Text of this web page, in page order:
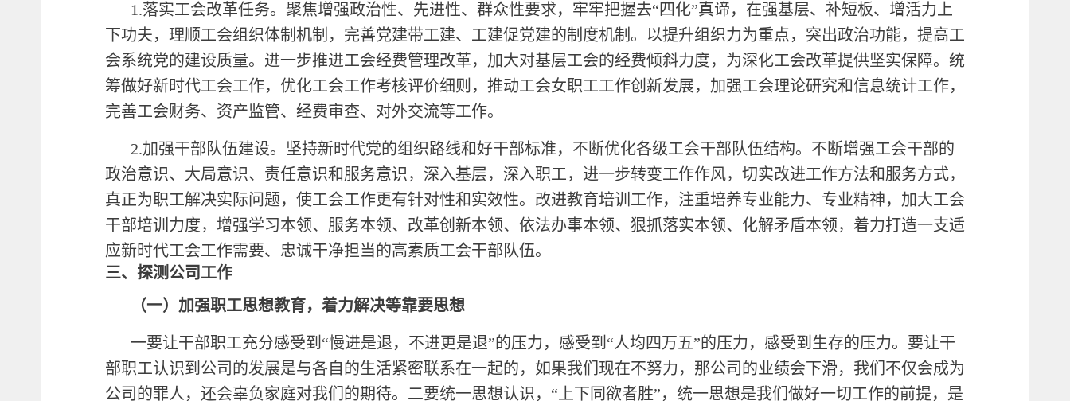
1.落实工会改革任务。聚焦增强政治性、先进性、群众性要求，牢牢把握去“四化”真谛，在强基层、补短板、增活力上
下功夫，理顺工会组织体制机制，完善党建带工建、工建促党建的制度机制。以提升组织力为重点，突出政治功能，提高工
会系统党的建设质量。进一步推进工会经费管理改革，加大对基层工会的经费倾斜力度，为深化工会改革提供坚实保障。统
筹做好新时代工会工作，优化工会工作考核评价细则，推动工会女职工工作创新发展，加强工会理论研究和信息统计工作，
完善工会财务、资产监管、经费审查、对外交流等工作。
2.加强干部队伍建设。坚持新时代党的组织路线和好干部标准，不断优化各级工会干部队伍结构。不断增强工会干部的
政治意识、大局意识、责任意识和服务意识，深入基层，深入职工，进一步转变工作作风，切实改进工作方法和服务方式，
真正为职工解决实际问题，使工会工作更有针对性和实效性。改进教育培训工作，注重培养专业能力、专业精神，加大工会
干部培训力度，增强学习本领、服务本领、改革创新本领、依法办事本领、狠抓落实本领、化解矛盾本领，着力打造一支适
应新时代工会工作需要、忠诚干净担当的高素质工会干部队伍。
三、探测公司工作
（一）加强职工思想教育，着力解决等靠要思想
一要让干部职工充分感受到“慢进是退，不进更是退”的压力，感受到“人均四万五”的压力，感受到生存的压力。要让干
部职工认识到公司的发展是与各自的生活紧密联系在一起的，如果我们现在不努力，那公司的业绩会下滑，我们不仅会成为
公司的罪人，还会辜负家庭对我们的期待。二要统一思想认识，“上下同欲者胜”，统一思想是我们做好一切工作的前提，是